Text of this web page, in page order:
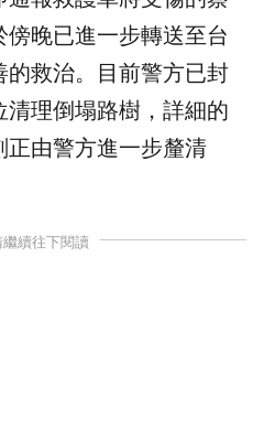
晚已進一步轉送至台
的救治。目前警方已封
理倒塌路樹，詳細的
正由警方進一步釐清
續往下閱讀